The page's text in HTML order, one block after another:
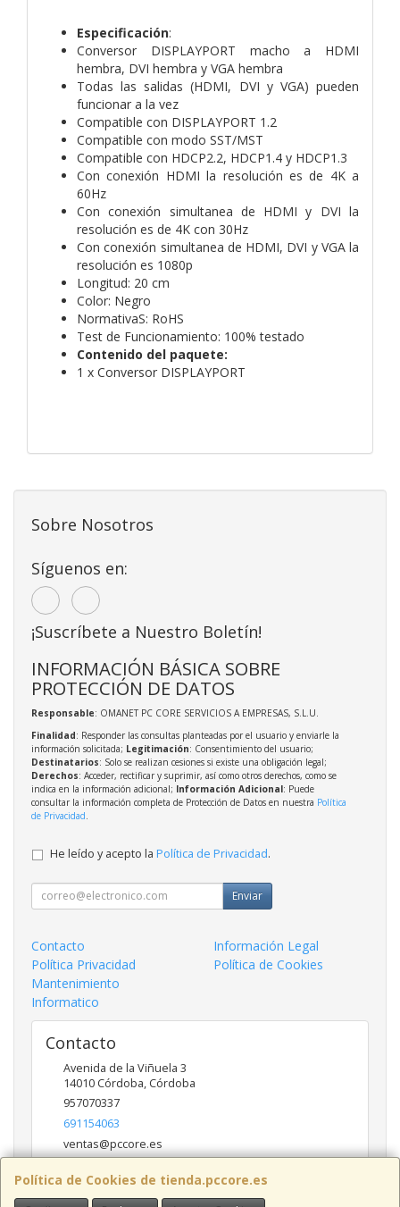
Especificación:
Conversor DISPLAYPORT macho a HDMI
hembra, DVI hembra y VGA hembra
Todas las salidas (HDMI, DVI y VGA) pueden
funcionar a la vez
Compatible con DISPLAYPORT 1.2
Compatible con modo SST/MST
Compatible con HDCP2.2, HDCP1.4 y HDCP1.3
Con conexión HDMI la resolución es de 4K a
60Hz
Con conexión simultanea de HDMI y DVI la
resolución es de 4K con 30Hz
Con conexión simultanea de HDMI, DVI y VGA la
resolución es 1080p
Longitud: 20 cm
Color: Negro
NormativaS: RoHS
Test de Funcionamiento: 100% testado
Contenido del paquete:
1 x Conversor DISPLAYPORT
Política de Cookies de tienda.pccore.es
Sobre Nosotros
Síguenos en:
¡Suscríbete a Nuestro Boletín!
INFORMACIÓN BÁSICA SOBRE
PROTECCIÓN DE DATOS
Responsable: OMANET PC CORE SERVICIOS A EMPRESAS, S.L.U.
Finalidad: Responder las consultas planteadas por el usuario y enviarle la
información solicitada; Legitimación: Consentimiento del usuario;
Destinatarios: Solo se realizan cesiones si existe una obligación legal;
Derechos: Acceder, rectificar y suprimir, así como otros derechos, como se
indica en la información adicional; Información Adicional: Puede
consultar la información completa de Protección de Datos en nuestra Política
de Privacidad
He leído y acepto la Política de Privacidad.
Enviar
Contacto
Información Legal
Política Privacidad
Política de Cookies
Mantenimiento
Informatico
Contacto
Avenida de la Viñuela 3
14010 Córdoba, Córdoba
957070337
691154063
ventas@pccore.es
Horario